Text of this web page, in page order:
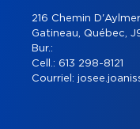
216 Chemin D'Aylmer
Gatineau, Québec,
Bur.:
Cell.: 613 298-8121
Courriel: